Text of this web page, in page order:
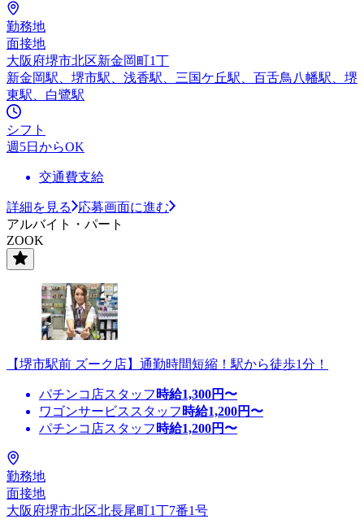
勤務地
面接地
大阪府堺市北区新金岡町1丁
新金岡駅、堺市駅、浅香駅、三国ケ丘駅、百舌鳥八幡駅、堺
東駅、白鷺駅
シフト
週5日からOK
交通費支給
詳細を見る
応募画面に進む
アルバイト・パート
ZOOK
【堺市駅前 ズーク店】通勤時間短縮！駅から徒歩1分！
パチンコ店スタッフ 時給1,300円〜
ワゴンサービススタッフ 時給1,200円〜
パチンコ店スタッフ 時給1,200円〜
勤務地
面接地
大阪府堺市北区北長尾町1丁7番1号